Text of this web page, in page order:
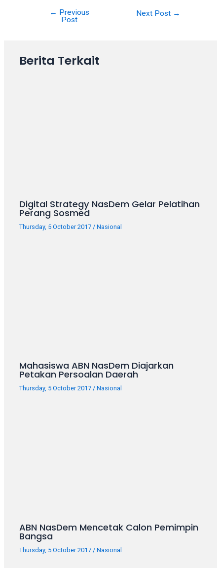
sections
← Previous
Post
Next Post →
Berita Terkait
Digital Strategy NasDem Gelar Pelatihan
Perang Sosmed
Thursday, 5 October 2017/Nasional
Mahasiswa ABN NasDem Diajarkan
Petakan Persoalan Daerah
Thursday, 5 October 2017/Nasional
ABN NasDem Mencetak Calon Pemimpin
Bangsa
Thursday, 5 October 2017 /Nasional